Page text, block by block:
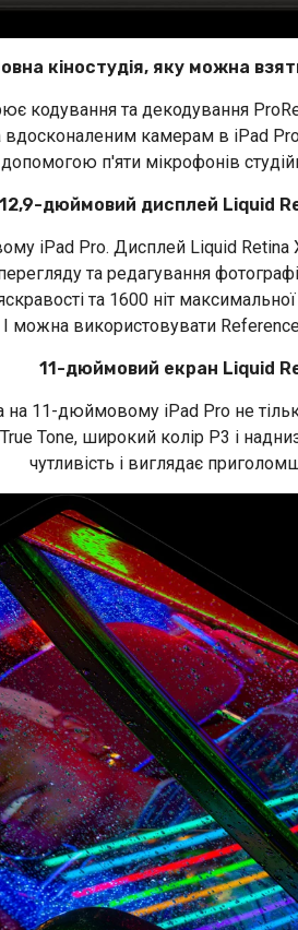
кіностудія, яку можна
кодування та декодування
камерам в iPad
п'яти мікрофонів
12,9-дюймовий дисплей Liquid
iPad Pro. Дисплей Liquid Retina
та редагування
та 1600 ніт
можна використовувати
11-дюймовий екран Liquid
11-дюймовому iPad Pro не
Tone, широкий колір P3 і
чутливість і виглядає